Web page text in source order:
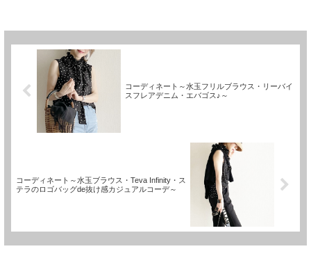
コーディネート～水玉フリルブラウス・リーバイ
スフレアデニム・エバゴス♪～
コーディネート～水玉ブラウス・Teva Infinity・ス
テラのロゴバッグde抜け感カジュアルコーデ～